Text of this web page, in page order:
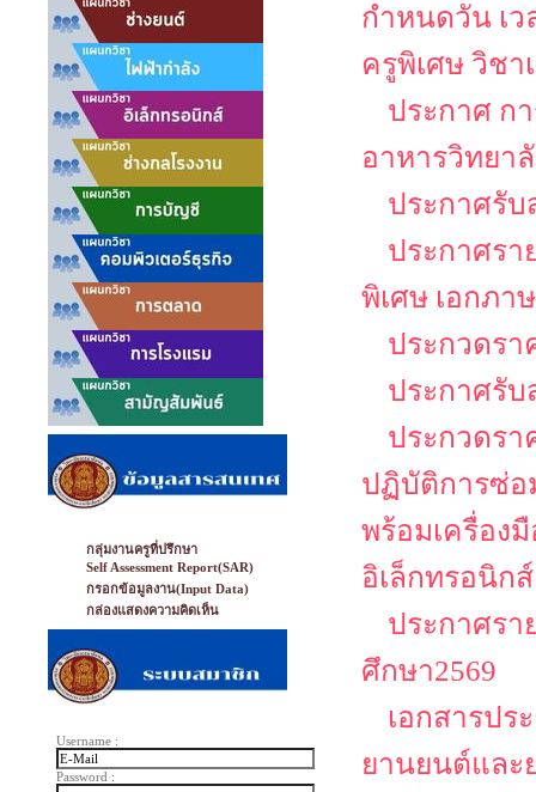
กลุ่มงานครูที่ปรึกษา
Self Assessment Report(SAR)
กรอกข้อมูลงาน(Input Data)
กล่องแสดงความคิดเห็น
Username :
Password :
กำหนดวัน เ
ครูพิเศษ วิชา
ประกาศ ก
อาหารวิทยา
ประกาศรั
ประกาศรา
พิเศษ เอกภา
ประกวดร
ประกาศรั
ประกวดร
ปฏิบัติการซ่อ
พร้อมเครื่อง
อิเล็กทรอนิก
ประกาศร
ศึกษา2569
เอกสารป
ยานยนต์และ